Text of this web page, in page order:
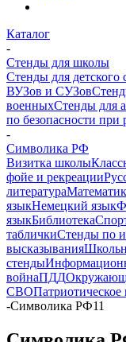
Каталог
-
Стенды для школы
Стенды для детского
ВУЗов и СУЗов
военныхСтенды для
по безопасности
-
Символика РФ
Визитка школы
фойе и рекреации
литература
языкНемецкий язык
языкБиблиотека
табличкиСтенды по
высказывания
стенды
войнаПДД
СВОПатриотическое
-Символика РФ11